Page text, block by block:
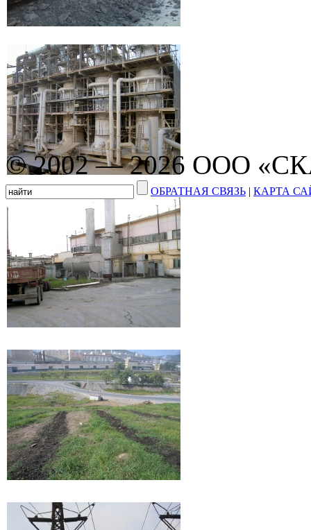
© 2002 — 2026 ООО
ОБРАТНАЯ СВЯЗЬ | КАРТА